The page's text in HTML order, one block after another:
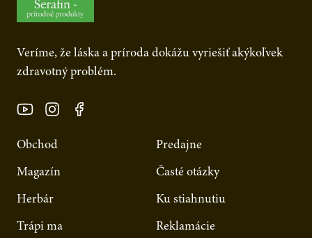
Veríme, že láska a príroda dokážu vyriešiť akýkoľvek
zdravotný problém.
Obchod
Magazín
Herbár
Trápi ma
Predajne
Časté otázky
Ku stiahnutiu
Reklamácie